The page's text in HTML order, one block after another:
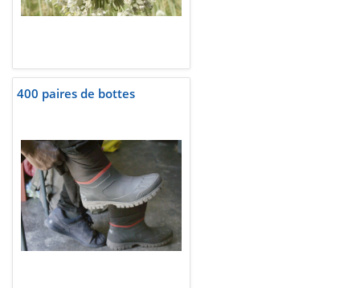
400 paires de bottes